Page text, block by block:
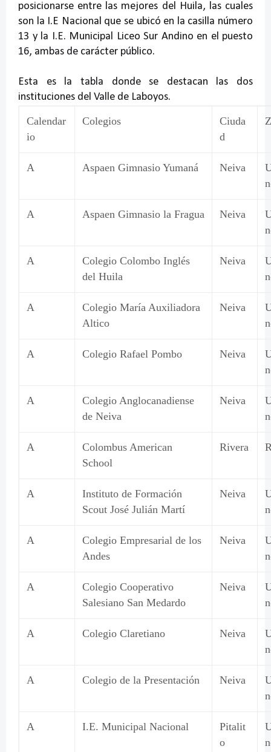
posicionarse entre las mejores del Huila, las cuales
son la I.E Nacional que se ubicó en la casilla número
13 y la I.E. Municipal Liceo Sur Andino en el puesto
16, ambas de carácter público.
Esta es la tabla donde se destacan las dos
instituciones del Valle de Laboyos.
Calendar
io
Colegios
Ciuda
d
A Aspaen Gimnasio Yumaná Neiva
A Aspaen Gimnasio la Fragua Neiva
A
Colegio Colombo Inglés
del Huila
Neiva
A
Colegio María Auxiliadora
Altico
Neiva
A Colegio Rafael Pombo Neiva
A
Colegio Anglocanadiense
de Neiva
Neiva
A
Colombus American
School
Rivera
A
Instituto de Formación
Scout José Julián Martí
Neiva
A
Colegio Empresarial de los
Andes
Neiva
A
Colegio Cooperativo
Salesiano San Medardo
Neiva
A Colegio Claretiano Neiva
A Colegio de la Presentación Neiva
A I.E. Municipal Nacional
Pitalit
o